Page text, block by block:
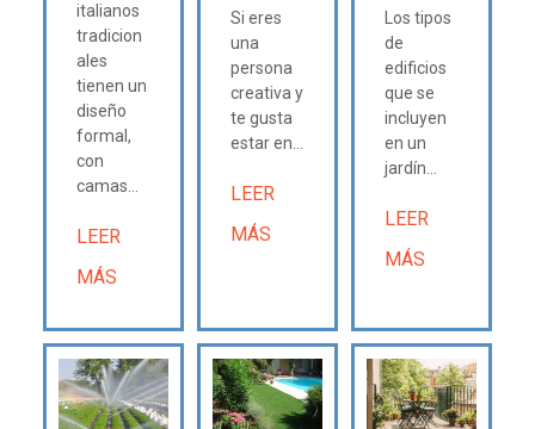
italianos
tradicion
ales
tienen un
diseño
formal,
con
camas...
LEER
MÁS
Si eres
una
persona
creativa y
te gusta
estar en...
LEER
MÁS
Los tipos
de
edificios
que se
incluyen
en un
jardín...
LEER
MÁS